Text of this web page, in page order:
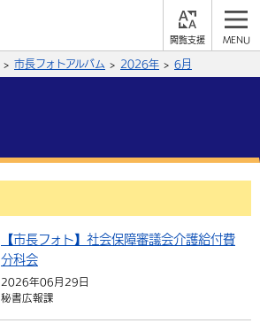
支
ふりがなをつける
よみあげる
青 白
文字の大きさ
X (Twitter) YouTube
市長フォトアルバム 2026年 6月
【市長フォト】社会保障審議会介護給付費
分科会
2026年06月29日
秘書広報課